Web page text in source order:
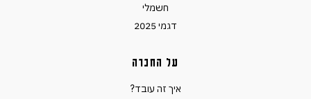
חשמלי
דגמי 2025
על החברה
איך זה עובד?